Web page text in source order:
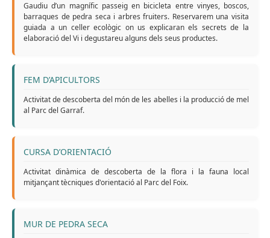
Gaudiu d’un magnífic passeig en bicicleta entre vinyes, boscos,
barraques de pedra seca i arbres fruiters. Reservarem una visita
guiada a un celler ecològic on us explicaran els secrets de la
elaboració del Vi i degustareu alguns dels seus productes.
FEM D’APICULTORS
Activitat de descoberta del món de les abelles i la producció de mel
al Parc del Garraf.
CURSA D’ORIENTACIÓ
Activitat dinàmica de descoberta de la flora i la fauna local
mitjançant tècniques d'orientació al Parc del Foix.
MUR DE PEDRA SECA